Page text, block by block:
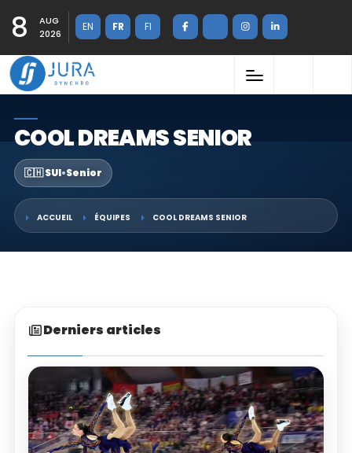
8
AUG
2026
EN FR FI
COOL DREAMS SENIOR
🇨🇭 SUI•Senior
ACCUEIL ÉQUIPES COOL DREAMS SENIOR
Derniers articles